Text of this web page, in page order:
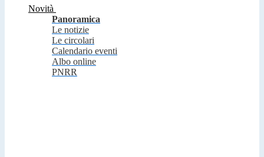
Novità
Panoramica
Le notizie
Le circolari
Calendario eventi
Albo online
PNRR